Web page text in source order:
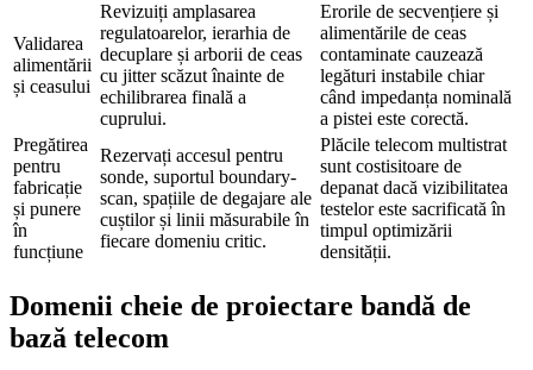
Validarea
alimentării
și ceasului
Revizuiți amplasarea
regulatoarelor, ierarhia de
decuplare și arborii de ceas
cu jitter scăzut înainte de
echilibrarea finală a
cuprului.
Erorile de secvențiere și
alimentările de ceas
contaminate cauzează
legături instabile chiar
când impedanța nominală
a pistei este corectă.
Pregătirea
pentru
fabricație
și punere
în
funcțiune
Rezervați accesul pentru
sonde, suportul boundary-
scan, spațiile de degajare ale
cuștilor și linii măsurabile în
fiecare domeniu critic.
Plăcile telecom multistrat
sunt costisitoare de
depanat dacă vizibilitatea
testelor este sacrificată în
timpul optimizării
densității.
Domenii cheie de proiectare bandă de
bază telecom